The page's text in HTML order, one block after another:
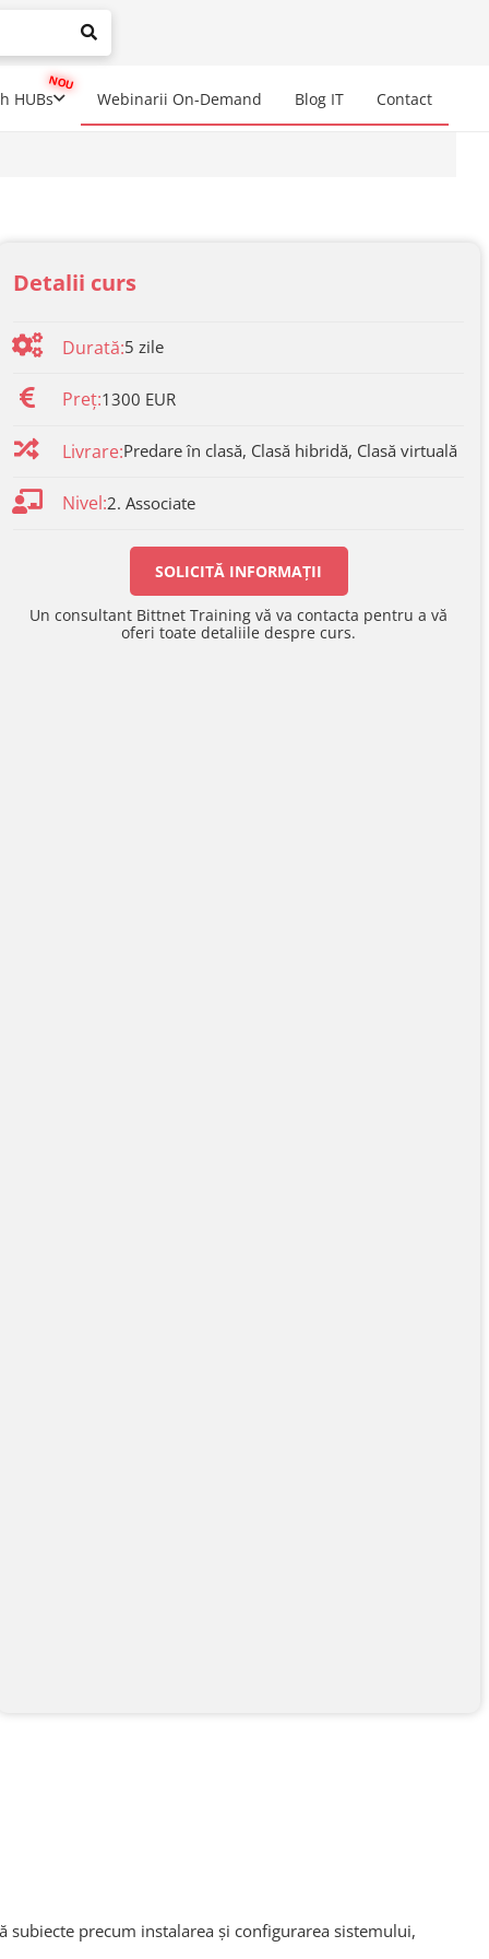
results are available use up and down arrows to
HUBs Webinarii On-Demand Blog IT Contact
Detalii curs
Durată:5 zile
Preț:1300 EUR
Livrare:Predare în clasă, Clasă hibridă, Clasă virtuală
Nivel:2. Associate
SOLICITĂ INFORMAȚII
subiecte precum instalarea și configurarea sistemului,